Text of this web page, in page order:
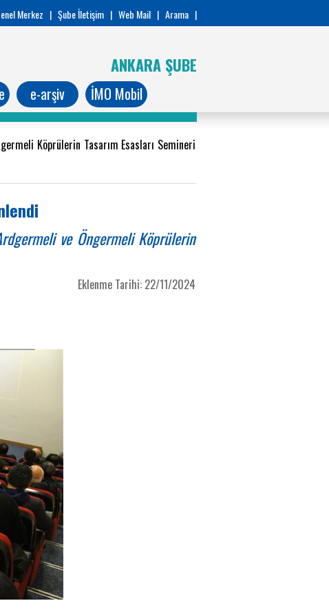
Merkez | Şube İletişim | Web Mail | Arama |
ANKARA ŞUBE
e-arşiv İMO Mobil
Köprülerin Tasarım Esasları Semineri
ve Öngermeli Köprülerin
Eklenme Tarihi: 22/11/2024